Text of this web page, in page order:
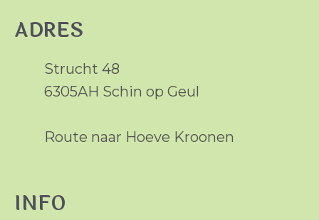
ADRES
Strucht 48
6305AH Schin op Geul
Route naar Hoeve Kroonen
INFO